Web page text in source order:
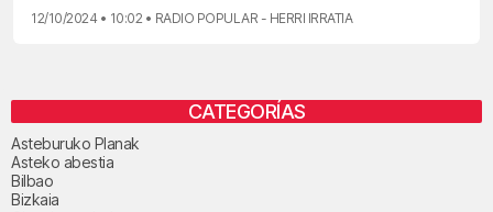
12/10/2024 • 10:02 • RADIO POPULAR - HERRI IRRATIA
CATEGORÍAS
Asteburuko Planak
Asteko abestia
Bilbao
Bizkaia